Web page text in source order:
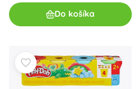
Do košíka